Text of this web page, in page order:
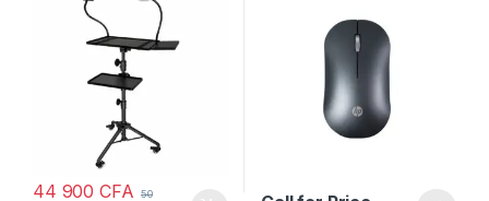
44 900CFA
50